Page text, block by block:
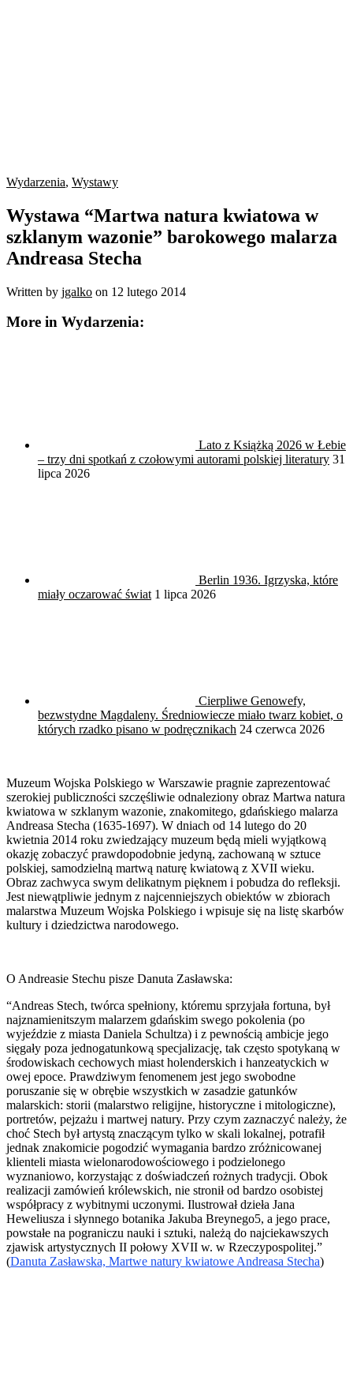
Wydarzenia, Wystawy
Wystawa “Martwa natura kwiatowa w
szklanym wazonie” barokowego malarza
Andreasa Stecha
Written by jgalko on 12 lutego 2014
More in Wydarzenia:
Lato z Książką 2026 w Łebie
– trzy dni spotkań z czołowymi autorami polskiej literatury 31
lipca 2026
Berlin 1936. Igrzyska, które
miały oczarować świat 1 lipca 2026
Cierpliwe Genowefy,
bezwstydne Magdaleny. Średniowiecze miało twarz kobiet, o
których rzadko pisano w podręcznikach 24 czerwca 2026
Muzeum Wojska Polskiego w Warszawie pragnie zaprezentować
szerokiej publiczności szczęśliwie odnaleziony obraz Martwa natura
kwiatowa w szklanym wazonie, znakomitego, gdańskiego malarza
Andreasa Stecha (1635-1697). W dniach od 14 lutego do 20
kwietnia 2014 roku zwiedzający muzeum będą mieli wyjątkową
okazję zobaczyć prawdopodobnie jedyną, zachowaną w sztuce
polskiej, samodzielną martwą naturę kwiatową z XVII wieku.
Obraz zachwyca swym delikatnym pięknem i pobudza do refleksji.
Jest niewątpliwie jednym z najcenniejszych obiektów w zbiorach
malarstwa Muzeum Wojska Polskiego i wpisuje się na listę skarbów
kultury i dziedzictwa narodowego.
O Andreasie Stechu pisze Danuta Zasławska:
“Andreas Stech, twórca spełniony, któremu sprzyjała fortuna, był
najznamienitszym malarzem gdańskim swego pokolenia (po
wyjeździe z miasta Daniela Schultza) i z pewnością ambicje jego
sięgały poza jednogatunkową specjalizację, tak często spotykaną w
środowiskach cechowych miast holenderskich i hanzeatyckich w
owej epoce. Prawdziwym fenomenem jest jego swobodne
poruszanie się w obrębie wszystkich w zasadzie gatunków
malarskich: storii (malarstwo religijne, historyczne i mitologiczne),
portretów, pejzażu i martwej natury. Przy czym zaznaczyć należy, że
choć Stech był artystą znaczącym tylko w skali lokalnej, potrafił
jednak znakomicie pogodzić wymagania bardzo zróżnicowanej
klienteli miasta wielonarodowościowego i podzielonego
wyznaniowo, korzystając z doświadczeń rożnych tradycji. Obok
realizacji zamówień królewskich, nie stronił od bardzo osobistej
współpracy z wybitnymi uczonymi. Ilustrował dzieła Jana
Heweliusza i słynnego botanika Jakuba Breynego5, a jego prace,
powstałe na pograniczu nauki i sztuki, należą do najciekawszych
zjawisk artystycznych II połowy XVII w. w Rzeczypospolitej.”
(Danuta Zasławska, Martwe natury kwiatowe Andreasa Stecha)